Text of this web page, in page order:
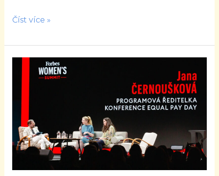
Číst více »
Networking,
vzdělávání
nejnovější
trendy,
které
hýbou
byznysem